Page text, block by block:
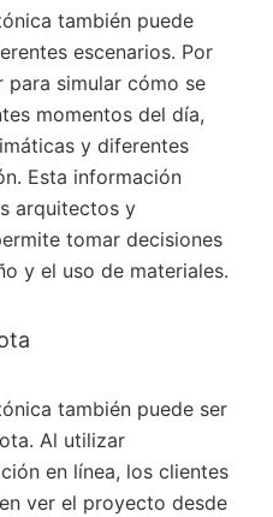
también puede
escenarios. Por
para simular cómo se
momentos del día,
y diferentes
Esta información
arquitectos y
tomar decisiones
y el uso de materiales.
también puede ser
Al utilizar
en línea, los clientes
ver el proyecto desde